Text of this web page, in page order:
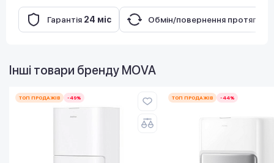
Гарантія 24 міс Обмін/повернення протягом
Інші товари бренду MOVA
ТОП ПРОДАЖІВ -49% ТОП ПРОДАЖІВ -44%